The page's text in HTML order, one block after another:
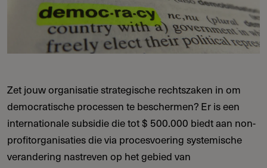
Zet jouw organisatie strategische rechtszaken in om
democratische processen te beschermen? Er is een
internationale subsidie die tot $ 500.000 biedt aan non-
profitorganisaties die via procesvoering systemische
verandering nastreven op het gebied van